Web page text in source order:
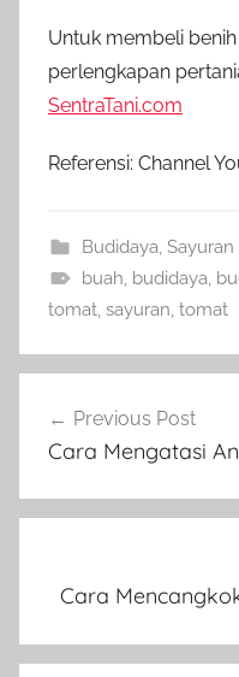
Untuk membeli
perlengkapan
SentraTani.com
Referensi: Channel
Budidaya Sayuran
buah budidaya
tomat sayuran tomat
pos
Previous Post
Cara Mengatasi
Cara